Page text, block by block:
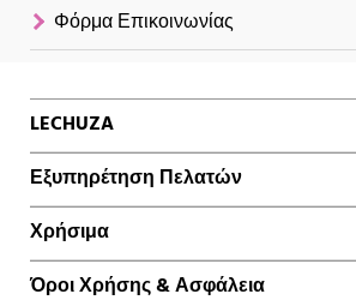
Φόρμα Επικοινωνίας
LECHUZA
Εξυπηρέτηση Πελατών
Χρήσιμα
Όροι Χρήσης & Ασφάλεια